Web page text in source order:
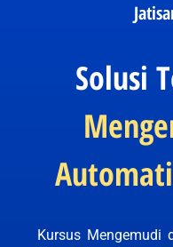
Solusi
Kursus Mengemudi